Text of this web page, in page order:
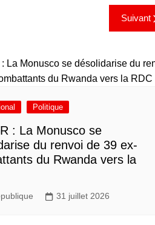
Suivant
Politique
: La Monusco se
du renvoi de 39 ex-
du Rwanda vers la
31 juillet 2026